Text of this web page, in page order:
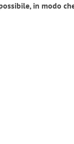
in modo